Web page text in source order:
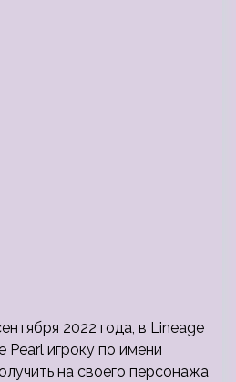
2022 года, в Lineage
Pearl игроку по имени
на своего персонажа